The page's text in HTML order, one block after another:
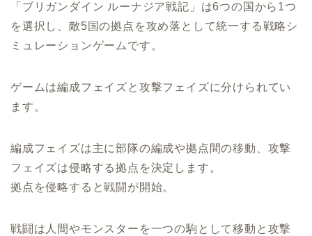
「ブリガンダイン ルーナジア戦記」は6つの国から1つ
を選択し、敵5国の拠点を攻め落として統一する戦略シ
ミュレーションゲームです。
ゲームは編成フェイズと攻撃フェイズに分けられてい
ます。
編成フェイズは主に部隊の編成や拠点間の移動、攻撃
フェイズは侵略する拠点を決定します。
拠点を侵略すると戦闘が開始。
戦闘は人間やモンスターを一つの駒として移動と攻撃